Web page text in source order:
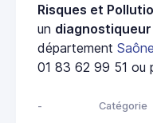
Risques et
un diagnostiqueur
département
01 83 62 99 51 ou
- Catégorie